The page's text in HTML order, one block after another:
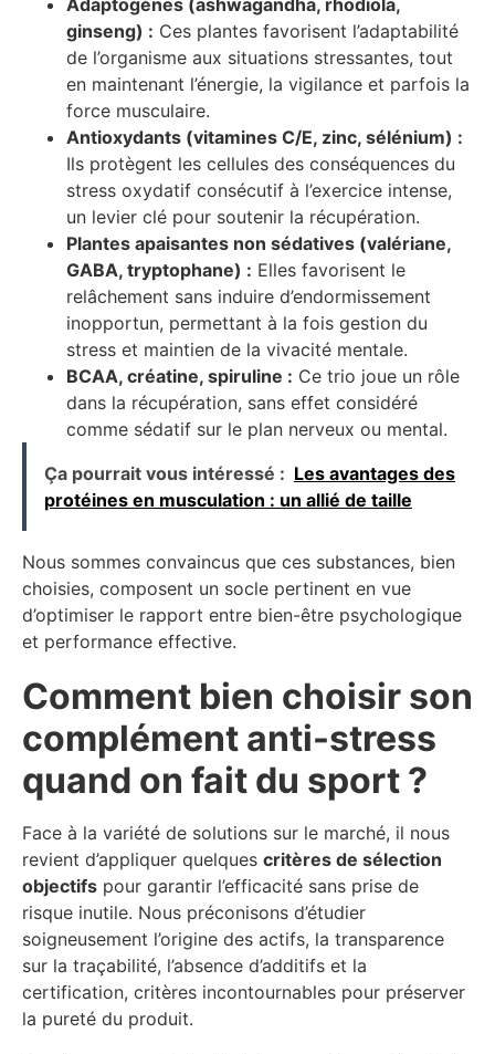
ginseng) : Ces plantes favorisent l’adaptabilité
de l’organisme aux situations stressantes, tout
en maintenant l’énergie, la vigilance et parfois la
force musculaire.
Antioxydants (vitamines C/E, zinc, sélénium) :
Ils protègent les cellules des conséquences du
stress oxydatif consécutif à l’exercice intense,
un levier clé pour soutenir la récupération.
Plantes apaisantes non sédatives (valériane,
GABA, tryptophane) : Elles favorisent le
relâchement sans induire d’endormissement
inopportun, permettant à la fois gestion du
stress et maintien de la vivacité mentale.
BCAA, créatine, spiruline : Ce trio joue un rôle
dans la récupération, sans effet considéré
comme sédatif sur le plan nerveux ou mental.
Ça pourrait vous intéressé : Les avantages des
protéines en musculation : un allié de taille
Nous sommes convaincus que ces substances, bien
choisies, composent un socle pertinent en vue
d’optimiser le rapport entre bien-être psychologique
et performance effective.
Comment bien choisir son
complément anti-stress
quand on fait du sport ?
Face à la variété de solutions sur le marché, il nous
revient d’appliquer quelques critères de sélection
objectifs pour garantir l’efficacité sans prise de
risque inutile. Nous préconisons d’étudier
soigneusement l’origine des actifs, la transparence
sur la traçabilité, l’absence d’additifs et la
certification, critères incontournables pour préserver
la pureté du produit.